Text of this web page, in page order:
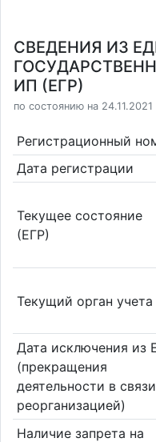
СВЕДЕНИЯ ИЗ
ИП (ЕГР)
по состоянию на 24.11.2021
Регистрационный
Дата регистрации
Текущее состояние
(ЕГР)
Текущий орган учета
Дата исключения из
(прекращения
деятельности в
реорганизацией)
Наличие запрета на